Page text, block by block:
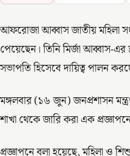
আফরোজা আব্বাস জাতীয় মহিলা
পেয়েছেন। তিনি মির্জা আব্বাস-এর
সভাপতি হিসেবে দায়িত্ব পালন
মঙ্গলবার (১৬ জুন) জনপ্রশাসন
শাখা থেকে জারি করা এক
প্রজ্ঞাপনে বলা হয়েছে, মহিলা ও